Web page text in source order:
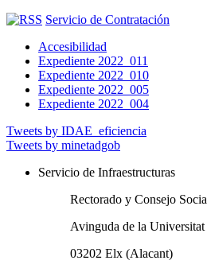
Servicio de Contratación
Accesibilidad
Expediente 2022_011
Expediente 2022_010
Expediente 2022_005
Expediente 2022_004
Tweets by IDAE_eficiencia
Tweets by minetadgob
Servicio de Infraestructuras
Rectorado y Consejo
Avinguda de la
03202 Elx (Alacant)